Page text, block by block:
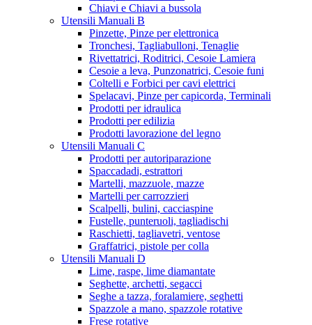
Chiavi e Chiavi a bussola
Utensili Manuali B
Pinzette, Pinze per elettronica
Tronchesi, Tagliabulloni, Tenaglie
Rivettatrici, Roditrici, Cesoie Lamiera
Cesoie a leva, Punzonatrici, Cesoie funi
Coltelli e Forbici per cavi elettrici
Spelacavi, Pinze per capicorda, Terminali
Prodotti per idraulica
Prodotti per edilizia
Prodotti lavorazione del legno
Utensili Manuali C
Prodotti per autoriparazione
Spaccadadi, estrattori
Martelli, mazzuole, mazze
Martelli per carrozzieri
Scalpelli, bulini, cacciaspine
Fustelle, punteruoli, tagliadischi
Raschietti, tagliavetri, ventose
Graffatrici, pistole per colla
Utensili Manuali D
Lime, raspe, lime diamantate
Seghette, archetti, segacci
Seghe a tazza, foralamiere, seghetti
Spazzole a mano, spazzole rotative
Frese rotative